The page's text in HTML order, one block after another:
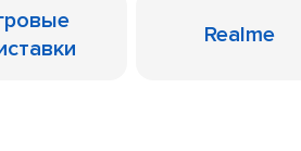
Realme